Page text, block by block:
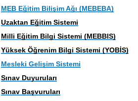
MEB Eğitim Bilişim Ağı (MEBEBA)
Uzaktan Eğitim Sistemi
Milli Eğitim Bilgi Sistemi (MEBBIS)
Yüksek Öğrenim Bilgi Sistemi (YOBİS)
Mesleki Gelişim Sistemi
Sınav Duyuruları
Sınav Başvuruları